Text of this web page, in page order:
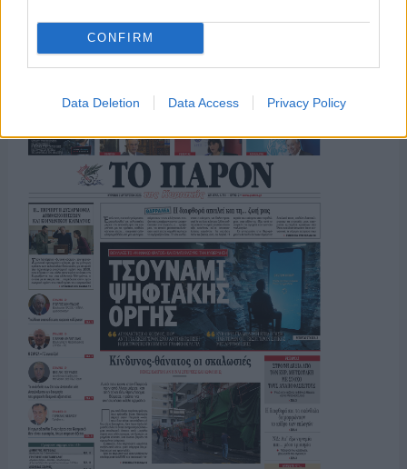
CONFIRM
Data Deletion Data Access Privacy Policy
ΤΟ ΠΑΡΟΝ ΤΗΣ ΚΥΡΙΑΚΗΣ